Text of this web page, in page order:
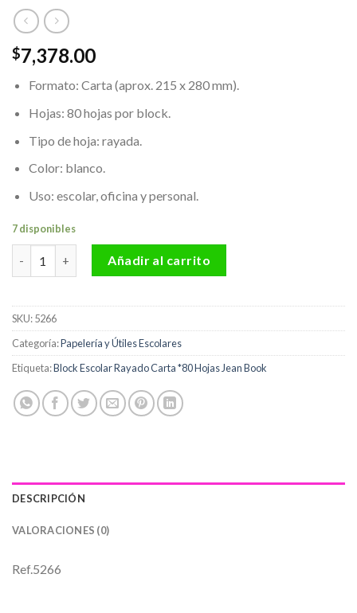
$7,378.00
Formato: Carta (aprox. 215 x 280 mm).
Hojas: 80 hojas por block.
Tipo de hoja: rayada.
Color: blanco.
Uso: escolar, oficina y personal.
7 disponibles
Block Escolar Rayado Carta *80 Hojas Jean Book cantidad
Añadir al carrito
SKU:5266
Categoría:Papelería y Útiles Escolares
Etiqueta:Block Escolar Rayado Carta *80 Hojas Jean Book
DESCRIPCIÓN
VALORACIONES (0)
Ref.5266